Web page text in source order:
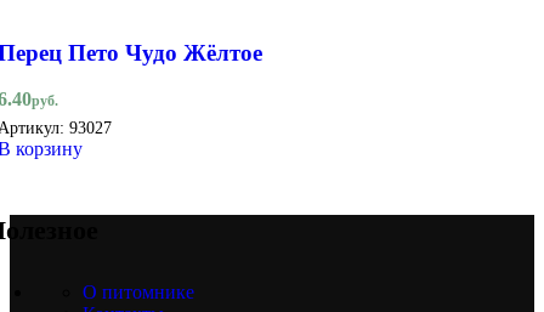
Пето Чудо Жёлтое
руб.
93027
корзину
О питомнике